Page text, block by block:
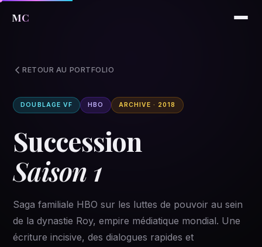
MC
RETOUR AU PORTFOLIO
DOUBLAGE VF HBO ARCHIVE · 2018
Succession
Saison 1
Saga familiale HBO sur les luttes de pouvoir au sein
de la dynastie Roy, empire médiatique mondial. Une
écriture incisive, des dialogues rapides et